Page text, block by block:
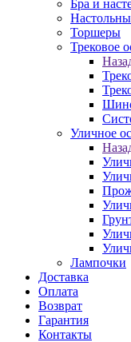
Бра и
Торшеры
Трековое
Уличное
Лампочки
Доставка
Оплата
Возврат
Гарантия
Контакты